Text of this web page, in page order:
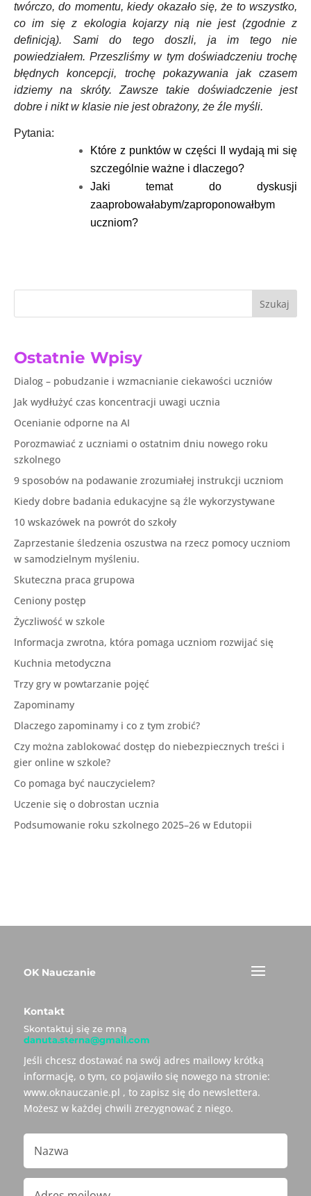
twórczo, do momentu, kiedy okazało się, że to wszystko,
co im się z ekologia kojarzy nią nie jest (zgodnie z
definicją). Sami do tego doszli, ja im tego nie
powiedziałem. Przeszliśmy w tym doświadczeniu trochę
błędnych koncepcji, trochę pokazywania jak czasem
idziemy na skróty. Zawsze takie doświadczenie jest
dobre i nikt w klasie nie jest obrażony, że źle myśli.
Pytania:
Które z punktów w części II wydają mi się
szczególnie ważne i dlaczego?
Jaki temat do dyskusji
zaaprobowałabym/zaproponowałbym
uczniom?
Szukaj
Ostatnie Wpisy
Dialog – pobudzanie i wzmacnianie ciekawości uczniów
Jak wydłużyć czas koncentracji uwagi ucznia
Ocenianie odporne na AI
Porozmawiać z uczniami o ostatnim dniu nowego roku
szkolnego
9 sposobów na podawanie zrozumiałej instrukcji uczniom
Kiedy dobre badania edukacyjne są źle wykorzystywane
10 wskazówek na powrót do szkoły
Zaprzestanie śledzenia oszustwa na rzecz pomocy uczniom
w samodzielnym myśleniu.
Skuteczna praca grupowa
Ceniony postęp
Życzliwość w szkole
Informacja zwrotna, która pomaga uczniom rozwijać się
Kuchnia metodyczna
Trzy gry w powtarzanie pojęć
Zapominamy
Dlaczego zapominamy i co z tym zrobić?
Czy można zablokować dostęp do niebezpiecznych treści i
gier online w szkole?
Co pomaga być nauczycielem?
Uczenie się o dobrostan ucznia
Podsumowanie roku szkolnego 2025–26 w Edutopii
OK Nauczanie
Kontakt
Skontaktuj się ze mną
danuta.sterna@gmail.com
Jeśli chcesz dostawać na swój adres mailowy krótką
informację, o tym, co pojawiło się nowego na stronie:
www.oknauczanie.pl , to zapisz się do newslettera.
Możesz w każdej chwili zrezygnować z niego.